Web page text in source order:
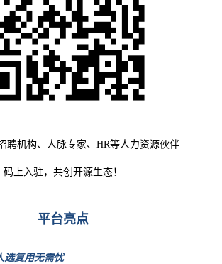
聘机构、人脉专家、HR等人力资源伙伴
码上入驻，共创开源生态！
平台亮点
选复用无需忧